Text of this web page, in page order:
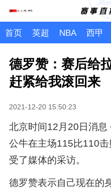
首页 英超 NBA 西甲
德罗赞：赛后给
赶紧给我滚回来
2021-12-20 15:50:23
北京时间12月20日消息
公牛在主场115比110
受了媒体的采访。
德罗赞表示自己现在的